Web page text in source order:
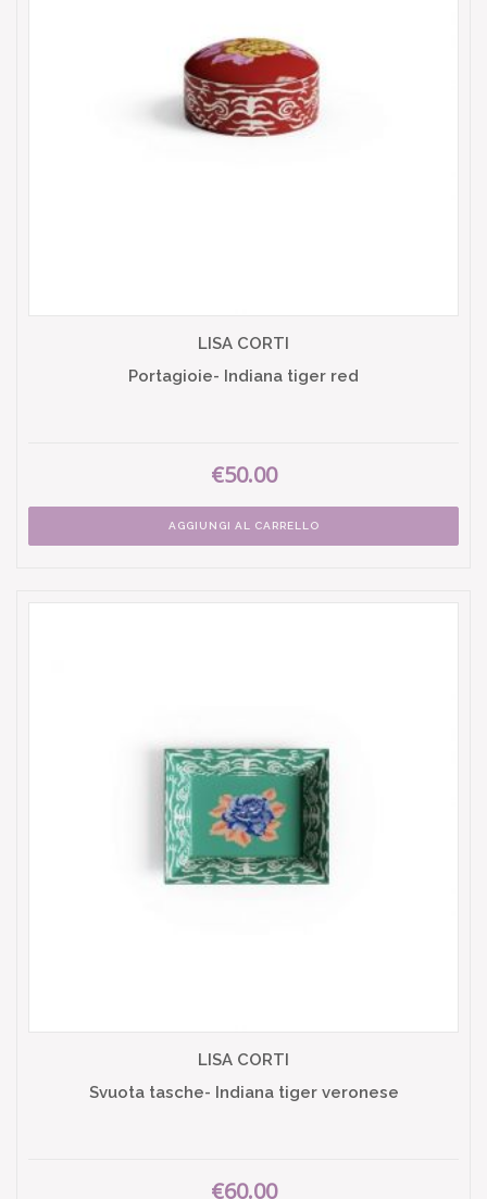
LISA CORTI
Portagioie- Indiana tiger red
€50.00
AGGIUNGI AL CARRELLO
LISA CORTI
Svuota tasche- Indiana tiger veronese
€60.00